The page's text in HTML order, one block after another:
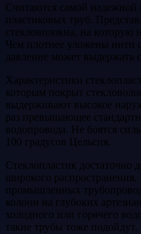
Считаются самой надежной
пластиковых труб.
стекловолокна, на которую
Чем плотнее уложены нити
давление может выдержать
Характеристики
которым покрыт
выдерживают высокое
раз превышающее
водопровода. Не боятся
100 градусов Цельсия.
Стеклопластик достаточно
широкого
промышленных
колонн на глубоких
холодного или горячего
такие трубы тоже подойдут.